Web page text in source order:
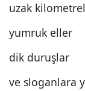
uzak
yumruk eller
dik duruşlar
ve sloganlara